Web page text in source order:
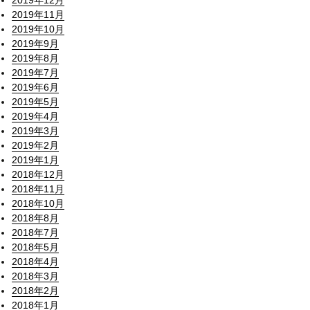
2019年11月
2019年10月
2019年9月
2019年8月
2019年7月
2019年6月
2019年5月
2019年4月
2019年3月
2019年2月
2019年1月
2018年12月
2018年11月
2018年10月
2018年8月
2018年7月
2018年5月
2018年4月
2018年3月
2018年2月
2018年1月